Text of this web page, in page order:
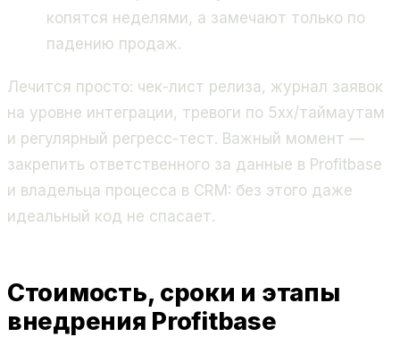
копятся неделями, а замечают только по
падению продаж.
Лечится просто: чек-лист релиза, журнал заявок
на уровне интеграции, тревоги по 5xx/таймаутам
и регулярный регресс-тест. Важный момент —
закрепить ответственного за данные в Profitbase
и владельца процесса в CRM: без этого даже
идеальный код не спасает.
Стоимость, сроки и этапы
внедрения Profitbase